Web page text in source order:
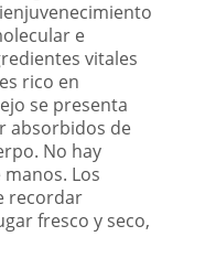
e
vitales
rico en
se presenta
absorbidos de
No hay
Los
recordar
fresco y seco,